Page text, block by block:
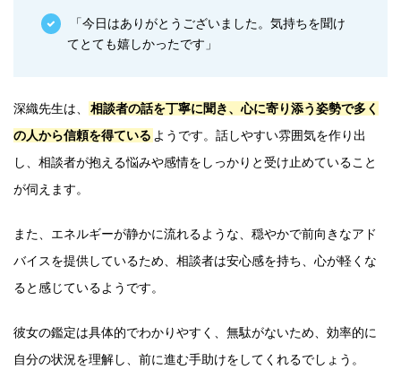
「今日はありがとうございました。気持ちを聞け
てとても嬉しかったです」
深織先生は、
相談者の話を丁寧に聞き、心に寄り添う姿勢で多く
の人から信頼を得ている ようです。話しやすい雰囲気を作り出
し、相談者が抱える悩みや感情をしっかりと受け止めていること
が伺えます。
また、エネルギーが静かに流れるような、穏やかで前向きなアド
バイスを提供しているため、相談者は安心感を持ち、心が軽くな
ると感じているようです。
彼女の鑑定は具体的でわかりやすく、無駄がないため、効率的に
自分の状況を理解し、前に進む手助けをしてくれるでしょう。